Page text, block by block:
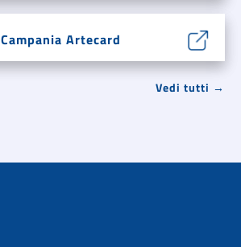
Campania Artecard
Vedi tutti →